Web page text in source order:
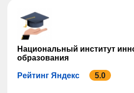
Национальный институт
образования
Рейтинг Яндекс 5.0